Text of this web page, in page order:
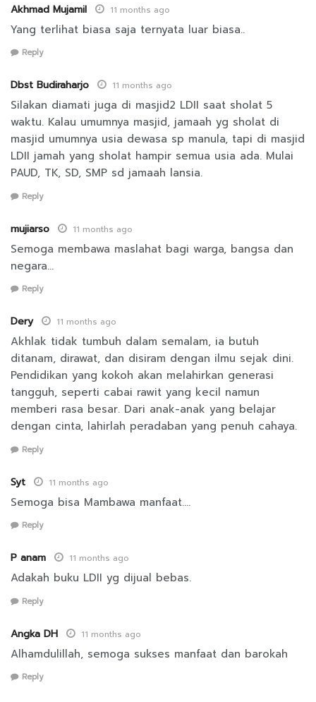
Akhmad Mujamil 11 months ago
Yang terlihat biasa saja ternyata luar biasa..
Reply
Dbst Budiraharjo 11 months ago
Silakan diamati juga di masjid2 LDII saat sholat 5
waktu. Kalau umumnya masjid, jamaah yg sholat di
masjid umumnya usia dewasa sp manula, tapi di masjid
LDII jamah yang sholat hampir semua usia ada. Mulai
PAUD, TK, SD, SMP sd jamaah lansia.
Reply
mujiarso 11 months ago
Semoga membawa maslahat bagi warga, bangsa dan
negara…
Reply
Dery 11 months ago
Akhlak tidak tumbuh dalam semalam, ia butuh
ditanam, dirawat, dan disiram dengan ilmu sejak dini.
Pendidikan yang kokoh akan melahirkan generasi
tangguh, seperti cabai rawit yang kecil namun
memberi rasa besar. Dari anak-anak yang belajar
dengan cinta, lahirlah peradaban yang penuh cahaya.
Reply
Syt 11 months ago
Semoga bisa Mambawa manfaat….
Reply
P anam 11 months ago
Adakah buku LDII yg dijual bebas.
Reply
Angka DH 11 months ago
Alhamdulillah, semoga sukses manfaat dan barokah
Reply